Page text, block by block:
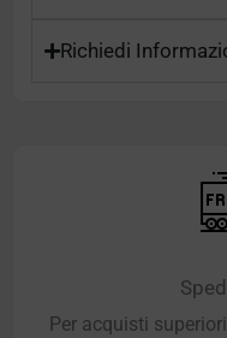
Richiedi
Per acquisti